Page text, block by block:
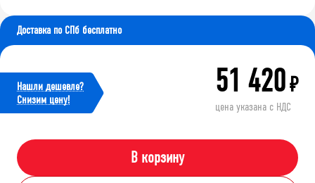
Доставка по СПб бесплатно
Нашли дешевле?
Cнизим цену!
51 420₽
цена указана с НДС
В корзину